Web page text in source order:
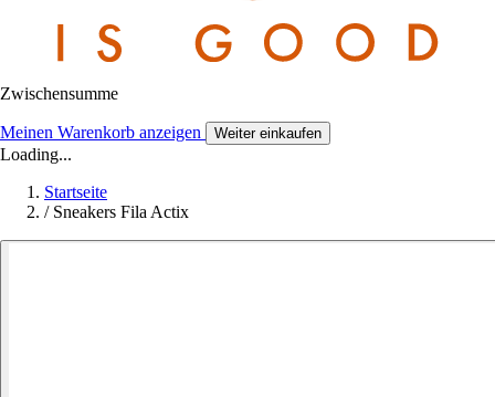
Zwischensumme
Meinen Warenkorb anzeigen Weiter einkaufen
Loading...
Startseite
/ Sneakers Fila Actix